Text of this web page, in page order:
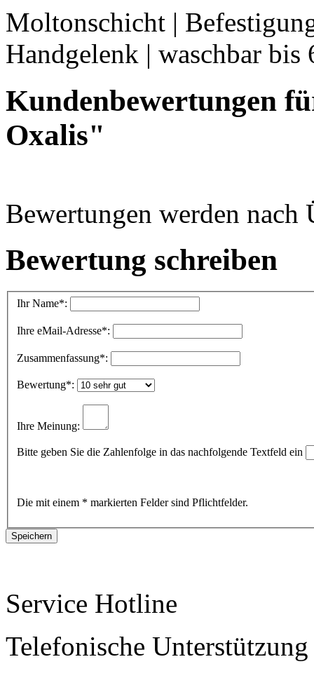
Moltonschicht |
Handgelenk | waschbar bis
Kundenbewertungen
Oxalis"
Bewertungen werden
Bewertung schreiben
Ihr Name*:
Ihre eMail-Adresse*:
Zusammenfassung*:
Bewertung*:
Ihre Meinung:
Bitte geben Sie die Zahlenfolge in das nachfolgende Textfeld ein
Die mit einem * markierten Felder sind Pflichtfelder.
Service Hotline
Telefonische